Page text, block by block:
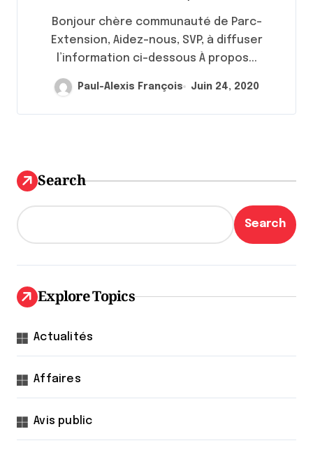
Bonjour chère communauté de Parc-
Extension, Aidez-nous, SVP, à diffuser
l’information ci-dessous À propos...
Paul-Alexis François Juin 24, 2020
Search
Search
Explore Topics
Actualités
Affaires
Avis public